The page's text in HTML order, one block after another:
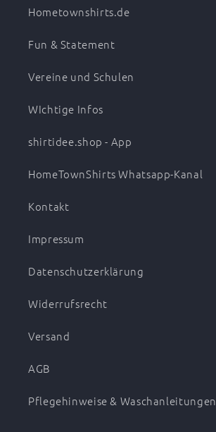
Hometownshirts.de
Fun & Statement
Vereine und Schulen
WIchtige Infos
shirtidee.shop - App
HomeTownShirts Whatsapp-Kanal
Kontakt
Impressum
Datenschutzerklärung
Widerrufsrecht
Versand
AGB
Pflegehinweise & Waschanleitungen